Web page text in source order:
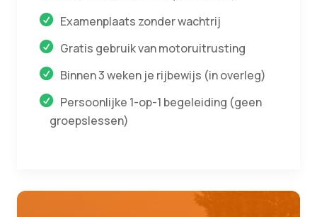
Examenplaats zonder wachtrij
Gratis gebruik van motoruitrusting
Binnen 3 weken je rijbewijs (in overleg)
Persoonlijke 1-op-1 begeleiding (geen
groepslessen)